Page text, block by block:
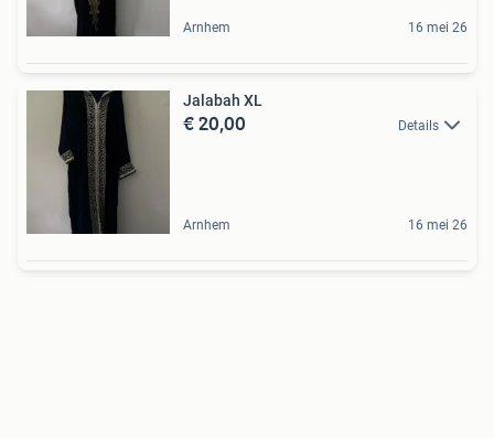
Arnhem 16 mei 26
Jalabah XL
€ 20,00 Details
Arnhem 16 mei 26